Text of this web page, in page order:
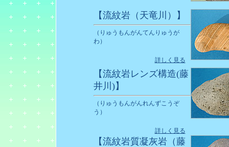
【流紋岩（天竜川）】
（りゅうもんがんてんりゅうが
わ）
詳しく見る
【流紋岩レンズ構造(藤
井川)】
（りゅうもんがんれんずこうぞ
う）
詳しく見る
【流紋岩質凝灰岩（藤